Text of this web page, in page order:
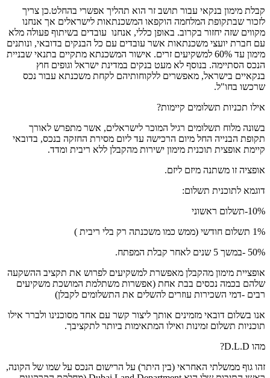
קבלת מימון בנקאי עבור תושב זר הוא תהליך אפשרי בהחלט.כן צריך
לזכור שבתקופת המלחמה הוקפאו המשכנתאות לישראלים אך אנחנו
מקווים שזה יחזור בקרוב. באופן כללי, אנחנו עובדים בשיתוף פעולה מלא
עם חברת יועצי משכנתאות אשר עובדים עם כל הבנקים בדובאי, ונותנים
מימון עד 60% למשקיעים זרים. אישור המשכנתא מתקיים בתנאי שבניית
הנכס הסתיימה. בנוסף לא מעט בנקים במדינת ישראל וגופים חוץ
בנקאיים בישראל, מאפשרים ללקוחותיהם לקחת משכנתא עבור נכס
שרכשו בחו"ל.
אילו תכניות תשלומים קיימות?
בשונה מלוח תשלומים רגיל המוכר לישראלים, אשר מתפרש לאורך
תקופת הבנייה החל מיום הרכישה עד ליום מסירת החזקה בנכס, בדובאי
קיימת אופצית תוכנית מימון ישירות מהקבלן ללא ריבית ומדד.
אופציה זו משתנה מיזם ליזם.
דוגמא לתוכנית תשלום:
10%-תשלום ראשוני
1% תשלום חודשי (ממש כמו משכנתה רק בלי ריבית )
50% -במשך 5 שנים לאחר קבלת המפתח.
אופציית מימון מהקבלן מאפשרת למשקיעים לפרוש את תקציב ההשקעה
שלהם בכמה נכסים בבת אחת (אפשרות משתלמת המושכת משקיעים
רבים -דמי השכירות עוזרים להשלים את התשלומים לקבלן)
אנו בשלום דובאי מזמינים אותך ליצור קשר עם אחד מסוכנינו ולברר אילו
תוכניות תשלום זמינות ואילו המתאימות ביותר לתקציבך.
מהו D.L.D?
זהו גוף ממשלתי האחראי (בין היתר) על הרישום הנכס על שמו של הקונה,